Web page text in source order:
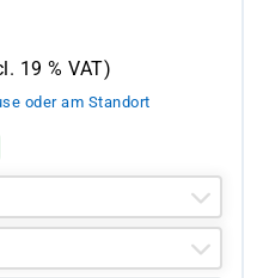
19 % VAT)
oder am Standort